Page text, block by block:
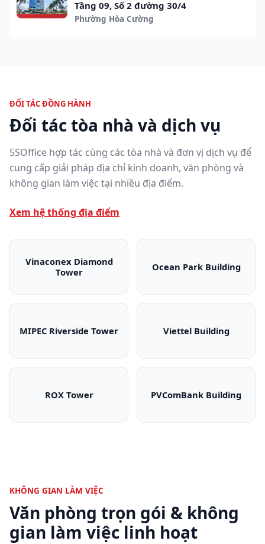
Tầng 09, Số 2 đường 30/4
Phường Hòa Cường
ĐỐI TÁC ĐỒNG HÀNH
Đối tác tòa nhà và dịch vụ
5SOffice hợp tác cùng các tòa nhà và đơn vị dịch vụ để
cung cấp giải pháp địa chỉ kinh doanh, văn phòng và
không gian làm việc tại nhiều địa điểm.
Xem hệ thống địa điểm
Vinaconex Diamond
TowerVinaconex Diamond Tower
Ocean Park Building
Ocean Park
MIPEC Riverside Tower
MIPEC Riverside Tower
Viettel Building
Viettel Building
ROX Tower
ROX Tower
PVComBank Building
PVComBank
KHÔNG GIAN LÀM VIỆC
Văn phòng trọn gói & không
gian làm việc linh hoạt